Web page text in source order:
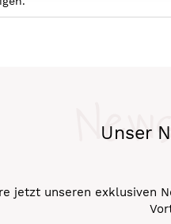
Unser
jetzt unseren exklusiven